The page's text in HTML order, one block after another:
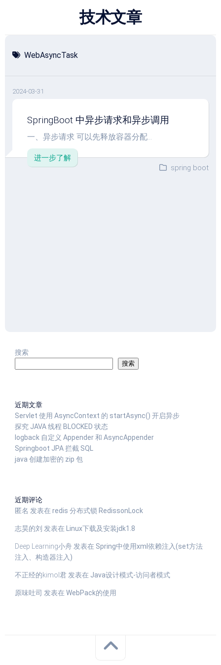
技术文章
WebAsyncTask
2024-03-31
SpringBoot 中异步请求和异步调用
一、异步请求 可以先释放容器分配...
进一步了解
spring boot
搜索
搜索
近期文章
Servlet 使用 AsyncContext 的 startAsync() 开启异步
探究 JAVA 线程 BLOCKED 状态
logback 自定义 Appender 和 AsyncAppender
Springboot JPA 拦截 SQL
java 创建加密的 zip 包
近期评论
匿名 发表在 redis 分布式锁 RedissonLock
志昊的刘 发表在 Linux下载及安装jdk1.8
Deep Learning小舟 发表在 Spring中使用xml依赖注入(set方法
注入、构造器注入)
不正经的kimol君 发表在 Java设计模式-访问者模式
原味吐司 发表在 WebPack的使用